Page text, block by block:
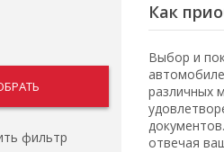
Как
Выбор и
различных
отвечая